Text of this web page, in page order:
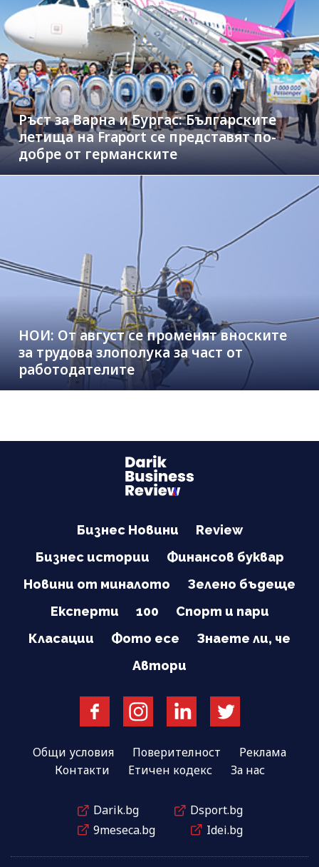
Ръст за Варна и Бургас: Българските
летища на Fraport се представят по-
добре от германските
НОИ: От август се променят вноските
за трудова злополука за част от
работодателите
Бизнес Новини
Review
Бизнес истории
Финансов буквар
Новини от миналото
Зелено бъдеще
Експерти
100
Спорт и пари
Класации
Фото есе
Знаете ли, че
Автори
Общи условия Поверителност
Реклама
Контакти
Етичен кодекс За нас
Darik.bg
Dsport.bg
9meseca.bg
Idei.bg